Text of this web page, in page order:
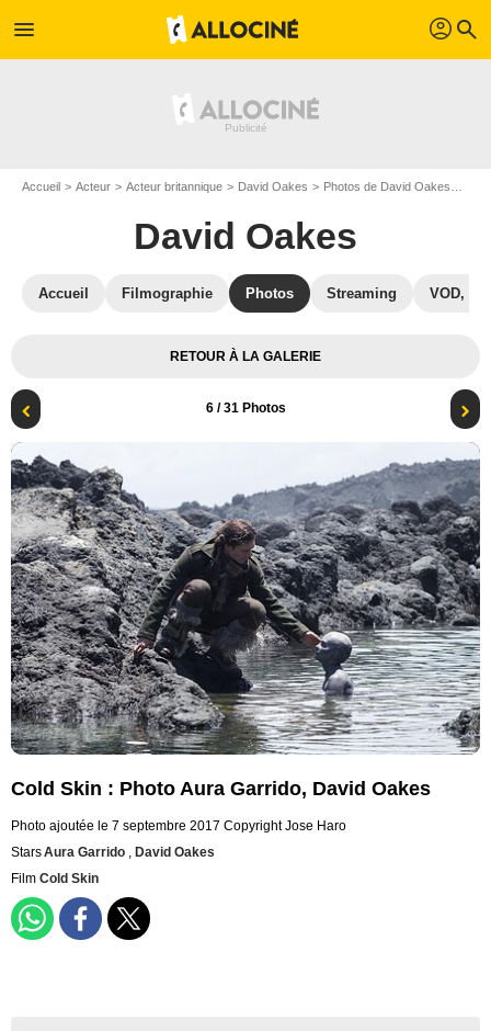
menu profil search
Accueil Acteur Acteur britannique David Oakes Photos de David Oakes
David Oakes
Accueil Filmographie Photos Streaming VOD,
RETOUR À LA GALERIE
6/ 31 Photos
Cold Skin : Photo Aura Garrido, David Oakes
Photo ajoutée le 7 septembre 2017 Copyright Jose Haro
StarsAura Garrido , David Oakes
Film Cold Skin